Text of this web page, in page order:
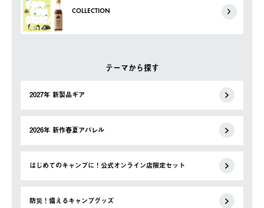
COLLECTION
テーマから探す
2027年 新製品ギア
2026年 新作春夏アパレル
はじめてのキャンプに！公式オンライン店限定セット
防災！備えるキャンプグッズ